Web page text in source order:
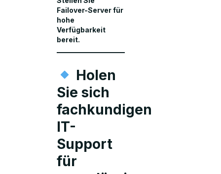
Failover-Server für
hohe
Verfügbarkeit
bereit.
Holen
Sie sich
fachkundigen
IT-
Support
für